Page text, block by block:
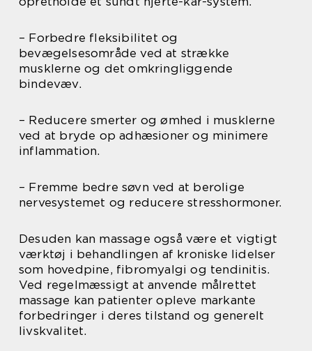
– Forbedre fleksibilitet og
bevægelsesområde ved at strække
musklerne og det omkringliggende
bindevæv.
– Reducere smerter og ømhed i musklerne
ved at bryde op adhæsioner og minimere
inflammation.
– Fremme bedre søvn ved at berolige
nervesystemet og reducere stresshormoner.
Desuden kan massage også være et vigtigt
værktøj i behandlingen af kroniske lidelser
som hovedpine, fibromyalgi og tendinitis.
Ved regelmæssigt at anvende målrettet
massage kan patienter opleve markante
forbedringer i deres tilstand og generelt
livskvalitet.